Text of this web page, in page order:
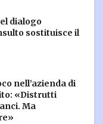
dialogo
sostituisce il
nell’azienda di
«Distrutti
Ma